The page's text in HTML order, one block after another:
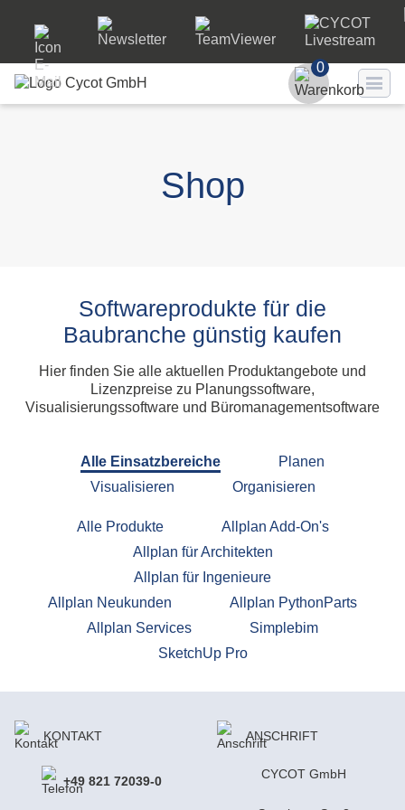
0
Shop
Softwareprodukte für die
Baubranche günstig kaufen
Hier finden Sie alle aktuellen Produktangebote und
Lizenzpreise zu Planungssoftware,
Visualisierungssoftware und Büromanagementsoftware
Alle Einsatzbereiche
Planen
Visualisieren
Organisieren
Alle Produkte
Allplan Add-On's
Allplan für Architekten
Allplan für Ingenieure
Allplan Neukunden
Allplan PythonParts
Allplan Services
Simplebim
SketchUp Pro
KONTAKT
+49 821 72039-0
ANSCHRIFT
CYCOT GmbH